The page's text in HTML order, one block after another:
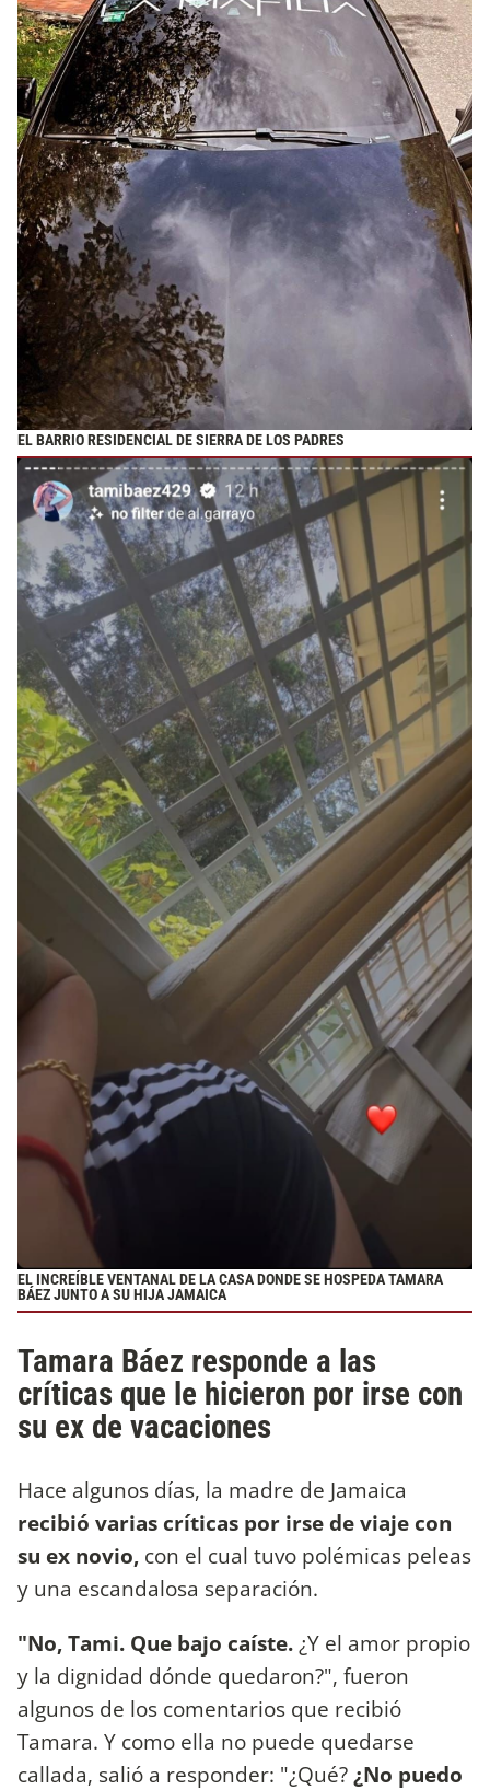
EL BARRIO RESIDENCIAL DE SIERRA DE LOS PADRES
EL INCREÍBLE VENTANAL DE LA CASA DONDE SE HOSPEDA TAMARA
BÁEZ JUNTO A SU HIJA JAMAICA
Tamara Báez responde a las
críticas que le hicieron por irse con
su ex de vacaciones
Hace algunos días, la madre de Jamaica
recibió varias críticas por irse de viaje con
su ex novio, con el cual tuvo polémicas peleas
y una escandalosa separación.
"No, Tami. Que bajo caíste.¿Y el amor propio
y la dignidad dónde quedaron?", fueron
algunos de los comentarios que recibió
Tamara. Y como ella no puede quedarse
callada, salió a responder: "¿Qué?¿No puedo